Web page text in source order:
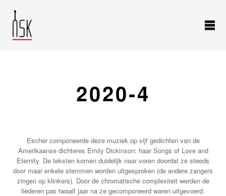
2020-4
Escher componeerde deze muziek op vijf gedichten van de
Amerikaanse dichteres Emily Dickinson: haar Songs of Love and
Eternity. De teksten komen duidelijk naar voren doordat ze steeds
door maar enkele stemmen worden uitgesproken (de andere zangers
zingen op klinkers). Door de chromatische complexiteit werden de
liederen pas twaalf jaar na ze gecomponeerd waren uitgevoerd.